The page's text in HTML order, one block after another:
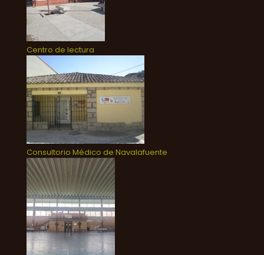
Centro de lectura
Consultorio Médico de Navalafuente